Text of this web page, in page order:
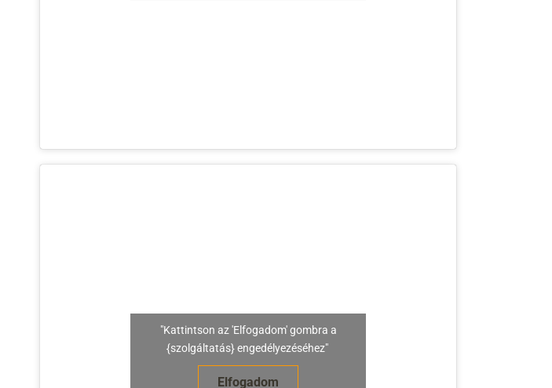
"Kattintson az 'Elfogadom' gombra a
{szolgáltatás} engedélyezéséhez"
Elfogadom